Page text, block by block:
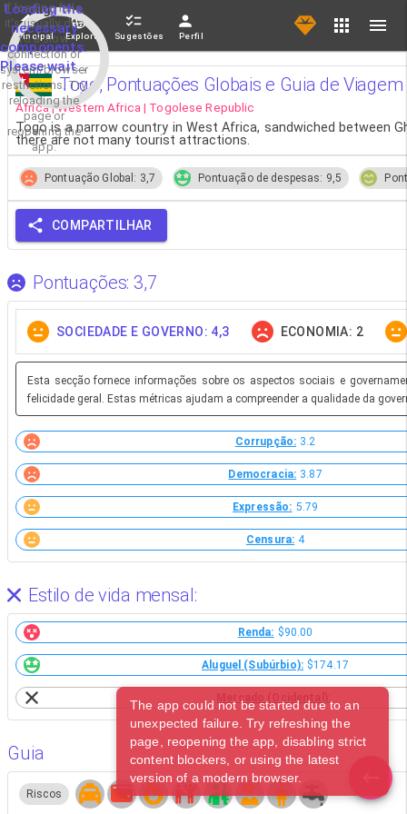
Loading the
necessary
components.
Please wait...
If loading fails,
it's usually due
to a slow
connection or
system/browser
restrictions. Try
reloading the
page or
reopening the
app.
Principal Explorar Sugestões Perfil
Togo, Pontuações Globais e Guia de Viagem
Africa | Western Africa | Togolese Republic
Togo is a narrow country in West Africa, sandwiched between
there are not many tourist attractions.
Pontuação Global: 3,7 Pontuação de despesas: 9,5
COMPARTILHAR
Pontuações: 3,7
SOCIEDADE E GOVERNO: 4,3 ECONOMIA: 2
Esta secção fornece informações sobre os aspectos sociais e
felicidade geral. Estas métricas ajudam a compreender a qualidade da
Corrupção: 3.2
Democracia: 3.87
Expressão: 5.79
Censura: 4
Estilo de vida mensal:
Renda: $90.00
Aluguel (Subúrbio): $174.17
Guia
Riscos
The app could not be started due to an
unexpected failure. Try refreshing the
page, reopening the app, disabling strict
content blockers, or using the latest
version of a modern browser.